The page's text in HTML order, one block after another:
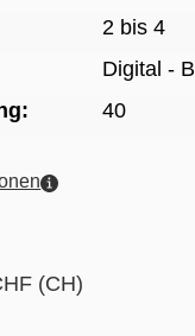
2 bis 4
Digital -
40
(CH)